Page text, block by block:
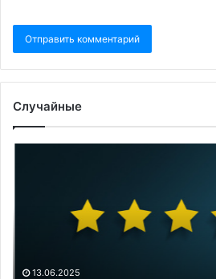
Случайные
Ирану13.06.2025